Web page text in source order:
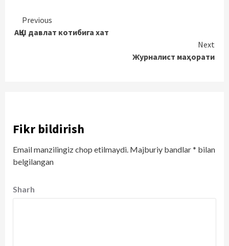
Continue
Reading
Previous
АҚШ давлат котибига хат
Next
Журналист маҳорати
Fikr bildirish
Email manzilingiz chop etilmaydi. Majburiy bandlar* bilan
belgilangan
Sharh